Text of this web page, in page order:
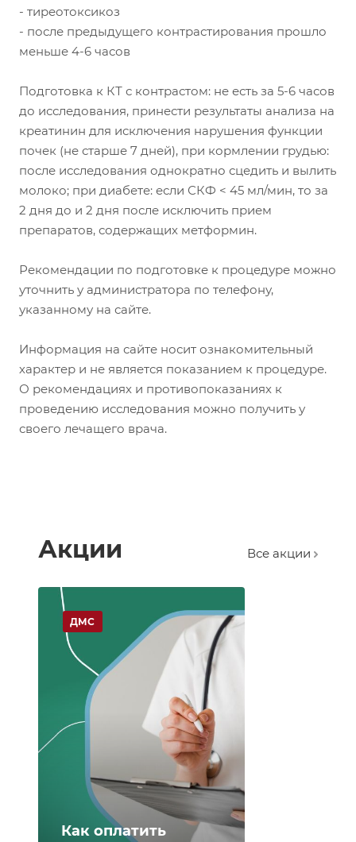
- тиреотоксикоз
- после предыдущего контрастирования прошло
меньше 4-6 часов
Подготовка к КТ с контрастом: не есть за 5-6 часов
до исследования, принести результаты анализа на
креатинин для исключения нарушения функции
почек (не старше 7 дней), при кормлении грудью:
после исследования однократно сцедить и вылить
молоко; при диабете: если СКФ < 45 мл/мин, то за
2 дня до и 2 дня после исключить прием
препаратов, содержащих метформин.
Рекомендации по подготовке к процедуре можно
уточнить у администратора по телефону,
указанному на сайте.
Информация на сайте носит ознакомительный
характер и не является показанием к процедуре.
О рекомендациях и противопоказаниях к
проведению исследования можно получить у
своего лечащего врача.
Акции Все акции
Как оплатить
ДМС